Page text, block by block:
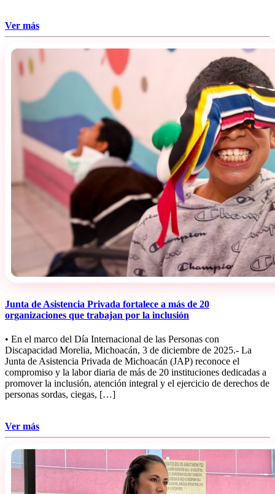
Ver más
Junta de Asistencia Privada fortalece a más de 20
organizaciones que trabajan por la inclusión
• En el marco del Día Internacional de las Personas con
Discapacidad Morelia, Michoacán, 3 de diciembre de 2025.- La
Junta de Asistencia Privada de Michoacán (JAP) reconoce el
compromiso y la labor diaria de más de 20 instituciones dedicadas a
promover la inclusión, atención integral y el ejercicio de derechos de
personas sordas, ciegas, […]
Ver más